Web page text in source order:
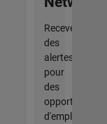
Recevez
des
alertes
pour
des
opportunités
d'emploi